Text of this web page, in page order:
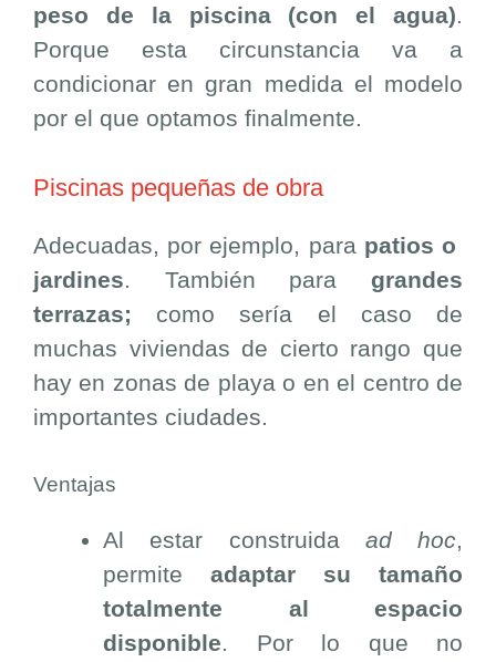
peso de la piscina (con el agua)
Porque esta circunstancia va a
condicionar en gran medida el modelo
por el que optamos finalmente.
Piscinas pequeñas de obra
Adecuadas, por ejemplo, para patios o
jardines. También para grandes
terrazas; como sería el caso de
muchas viviendas de cierto rango que
hay en zonas de playa o en el centro de
importantes ciudades.
Ventajas
Al estar construida ad hoc
permite adaptar su tamaño
totalmente al espacio
disponible . Por lo que no